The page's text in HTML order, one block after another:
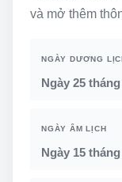
và mở thêm
NGÀY DƯƠNG
Ngày 25
NGÀY ÂM LỊCH
Ngày 15